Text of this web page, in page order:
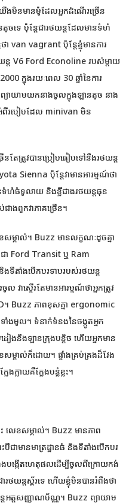
ើងមិនមានម៉ូដែលអ្នកដំណើរច្រើន
ទេ ប៉ុន្តែ​ជា​រថយន្ត​ដែល​មាន​ទំហំ​
van vagrant ប៉ុន្តែខ្ញុំមានការ
ន្ត V6 Ford Econoline របស់ម្តាយ
ក្នុងរយៈពេល 30 ឆ្នាំនៃការ
យាយាមយកនាងចូលក្នុងឡានតូច នាង
ពីរបៀបដែល minivan មិន
តែត្រូវបានប្រៀបធៀបទៅនឹងរថយន្ត
Sienna ប៉ុន្តែវាមានអារម្មណ៍ថា
ទំហំធំទូលាយ និងខ្លីជាងរថយន្តធុន
ាងពួកវាភាគច្រើន។
គាល់។ Buzz មាន​លក្ខណៈ​ដូច​គ្នា​
ជា Ford Transit ឬ Ram
តាំងបើកបរទាបរបស់រថយន្ត
វាស្ទើរតែមានអារម្មណ៍ថាអ្នកត្រូវ
។ Buzz ភាពខុសគ្នា ergonomic
ងមូល។ ទំនាក់ទំនងនៃចង្កូតអ្នក
ងនឹងឡានក្រុងបន្តិច ហើយអ្នកមាន
ម្គាល់ក៏ដោយ។ ផ្ទាំងគ្រប់គ្រងដ៏វែង
ក្លាយគឺក្លែងបន្លំខ្លះ។
េខសម្គាល់។ Buzz មានភាព
ជាមានមាត្រដ្ឋានធំ និងទីតាំងបើកបរ
ង​បង្កើត​ហេតុ​ផល​ដើម្បី​ចូល​ពី​ក្រោយ​កង់​
យន្ត​ស្ព័រ​ទេ ហើយ​ខ្ញុំ​មិន​បាន​រំពឹង​ថា​
ែអត្តសញ្ញាណប័ណ្ណ។ Buzz ព្យាយាម​